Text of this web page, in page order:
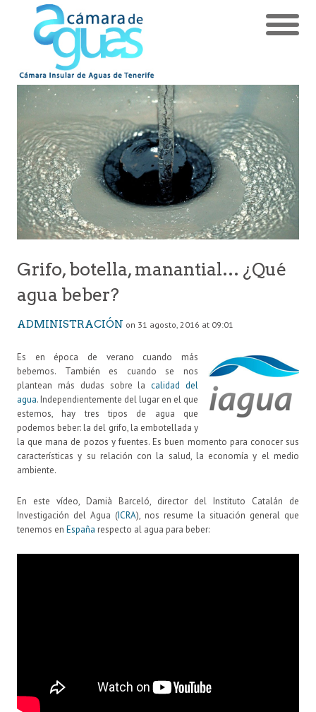
Grifo, botella, manantial… ¿Qué
agua beber?
ADMINISTRACIÓN on 31 agosto, 2016 at 09:01
Es en época de verano cuando más
bebemos. También es cuando se nos
plantean más dudas sobre lacalidad del
agua. Independientemente del lugar en el que
estemos, hay tres tipos de agua que
podemos beber: la del grifo, la embotellada y
la que mana de pozos y fuentes. Es buen momento para conocer sus
características y su relación con la salud, la economía y el medio
ambiente.
En este vídeo, Damià Barceló, director del Instituto Catalán de
Investigación del Agua (ICRA), nos resume la situación general que
tenemos en España respecto al agua para beber: